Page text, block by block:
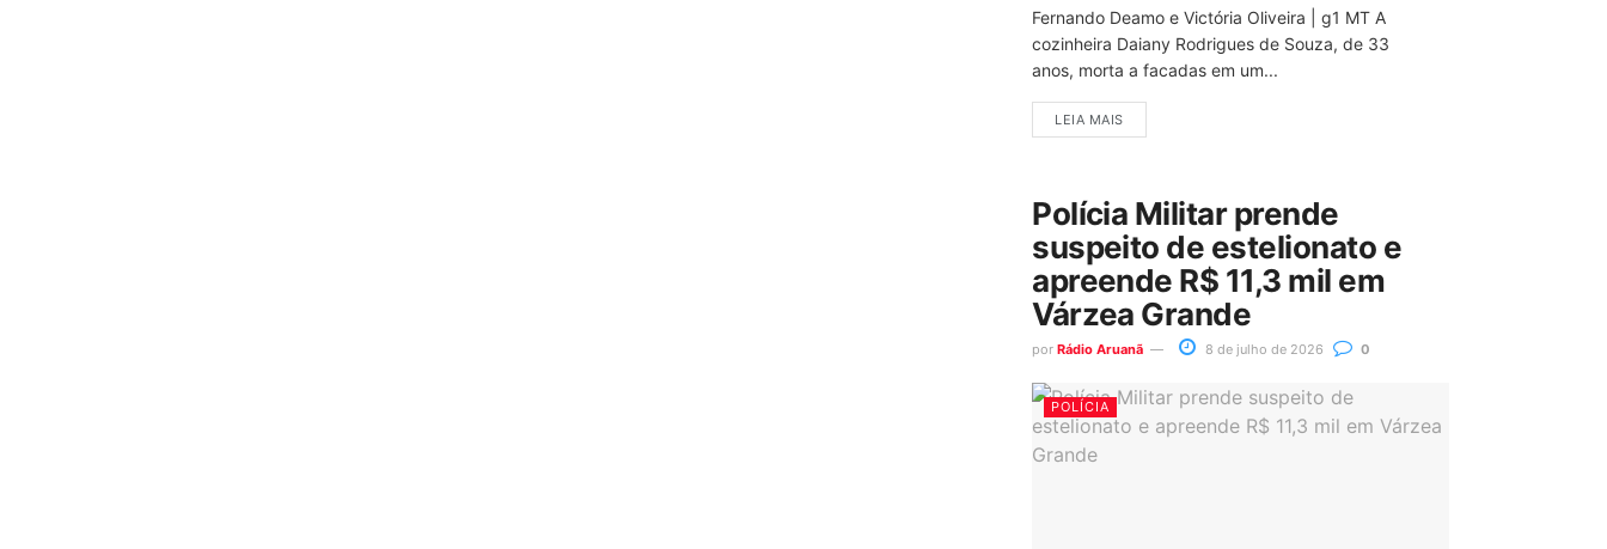
Fernando Deamo e Victória Oliveira | g1 MT A
cozinheira Daiany Rodrigues de Souza, de 33
anos, morta a facadas em um...
LEIA MAIS
Polícia Militar prende
suspeito de estelionato e
apreende R$ 11,3 mil em
Várzea Grande
por Rádio Aruanã 8 de julho de 2026 0
POLÍCIA